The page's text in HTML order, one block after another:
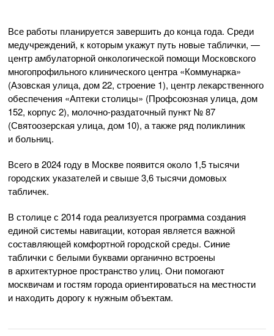
Все работы планируется завершить до конца года. Среди
медучреждений, к которым укажут путь новые таблички, —
центр амбулаторной онкологической помощи Московского
многопрофильного клинического центра «Коммунарка»
(Азовская улица, дом 22, строение 1), центр лекарственного
обеспечения «Аптеки столицы» (Профсоюзная улица, дом
152, корпус 2), молочно-раздаточный пункт № 87
(Святоозерская улица, дом 10), а также ряд поликлиник
и больниц.
Всего в 2024 году в Москве появится около 1,5 тысячи
городских указателей и свыше 3,6 тысячи домовых
табличек.
В столице с 2014 года реализуется программа создания
единой системы навигации, которая является важной
составляющей комфортной городской среды. Синие
таблички с белыми буквами органично встроены
в архитектурное пространство улиц. Они помогают
москвичам и гостям города ориентироваться на местности
и находить дорогу к нужным объектам.